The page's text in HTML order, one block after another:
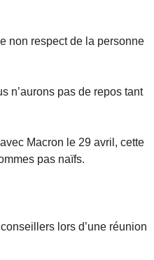
non respect de la personne
n’aurons pas de repos tant
Macron le 29 avril, cette
pas naïfs.
lors d’une réunion